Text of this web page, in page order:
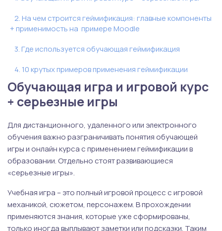
2. На чем строится геймификация: главные компоненты
+ применимость на примере Moodle
3. Где используется обучающая геймификация
4. 10 крутых примеров применения геймификации
Обучающая игра и игровой курс
+ серьезные игры
Для дистанционного, удаленного или электронного
обучения важно разграничивать понятия обучающей
игры и онлайн курса с применением геймификации в
образовании. Отдельно стоят развивающиеся
«серьезные игры».
Учебная игра – это полный игровой процесс с игровой
механикой, сюжетом, персонажем. В прохождении
применяются знания, которые уже сформированы,
только иногда выплывают заметки или подсказки. Таким